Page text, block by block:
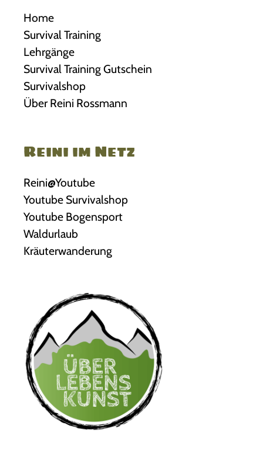
Home
Survival Training
Lehrgänge
Survival Training Gutschein
Survivalshop
Über Reini Rossmann
Reini im Netz
Reini@Youtube
Youtube Survivalshop
Youtube Bogensport
Waldurlaub
Kräuterwanderung